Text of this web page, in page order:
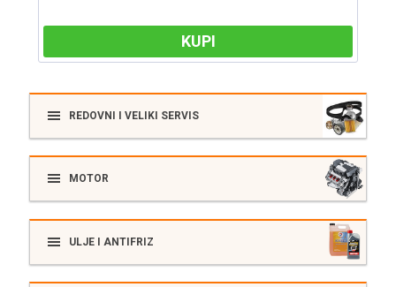
KUPI
REDOVNI I VELIKI SERVIS
MOTOR
ULJE I ANTIFRIZ